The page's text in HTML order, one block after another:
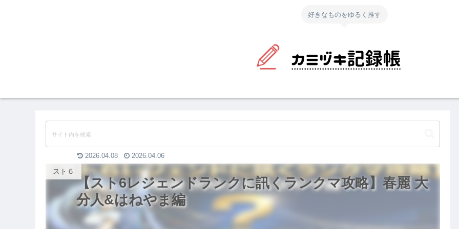
好きなものをゆるく推す
【スト6レジェンドランクに訊くランクマ攻略】春麗 大
分人&はねやま編
スト６
2026.04.08 2026.04.06